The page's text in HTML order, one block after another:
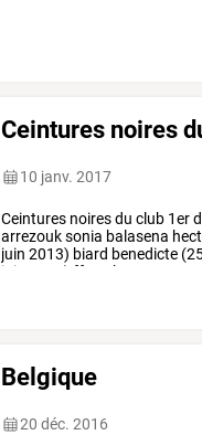
Ceintures noires
10 janv. 2017
Ceintures noiresdu club 1er
arrezouksonia balasena
juin 2013) biard benedicte
juin
2013) ffwushu
Belgique
20 déc. 2016